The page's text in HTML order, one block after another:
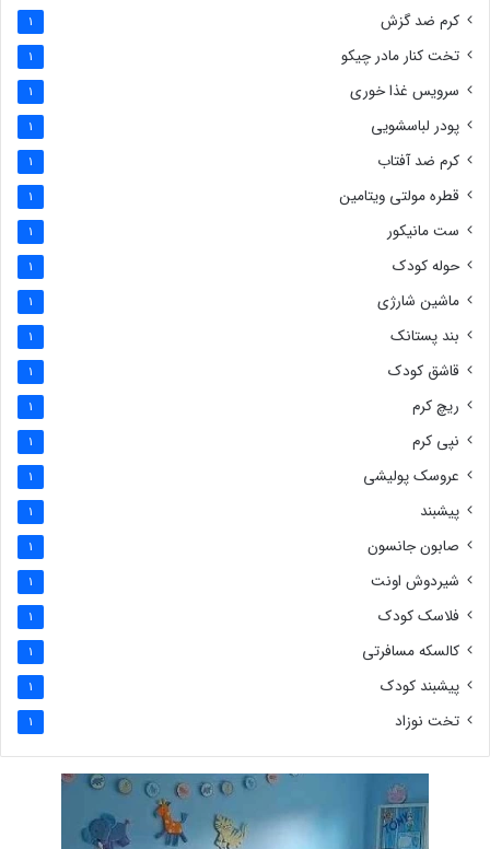
کرم ضد گزش 1
تخت کنار مادر چیکو 1
سرویس غذا خوری 1
پودر لباسشویی 1
کرم ضد آفتاب 1
قطره مولتی ویتامین 1
ست مانیکور 1
حوله کودک 1
ماشین شارژی 1
بند پستانک 1
قاشق کودک 1
ریچ کرم 1
نپی کرم 1
عروسک پولیشی 1
پیشبند 1
صابون جانسون 1
شیردوش اونت 1
فلاسک کودک 1
کالسکه مسافرتی 1
پیشبند کودک 1
تخت نوزاد 1